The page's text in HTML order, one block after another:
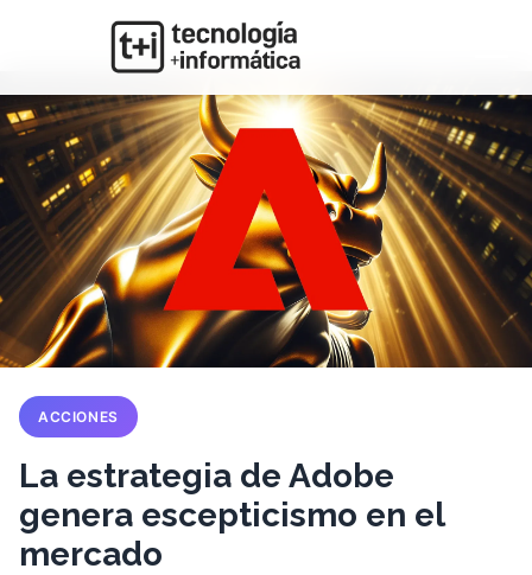
ACCIONES
La estrategia de Adobe
genera escepticismo en el
mercado